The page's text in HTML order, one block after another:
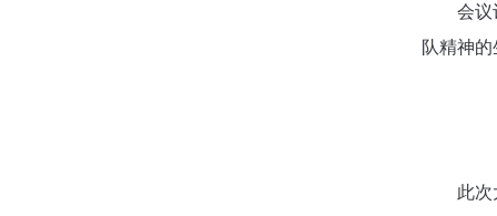
会议
队精神
此